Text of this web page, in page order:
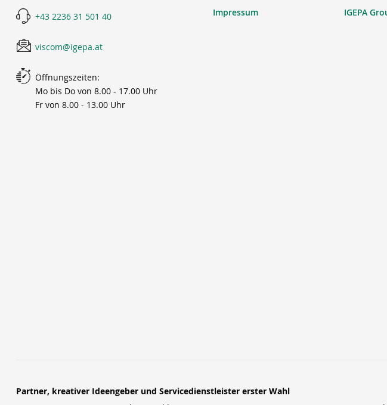
+43 2236 31 501 40
viscom@igepa.at
Öffnungszeiten:
Mo bis Do von 8.00 - 17.00 Uhr
Fr von 8.00 - 13.00 Uhr
Impressum
IGEPA
Partner, kreativer Ideengeber und Servicedienstleister erster Wahl